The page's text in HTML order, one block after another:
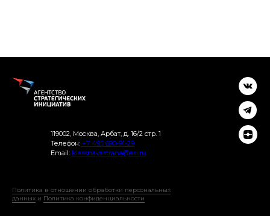
Политика в отношении обработки персональных
данных и Политика конфиденциальности
119002, Москва, Арбат, д. 16/2 стр. 1
Телефон: +7 495 690-91-29
Email: klassnayastrana@asi.ru